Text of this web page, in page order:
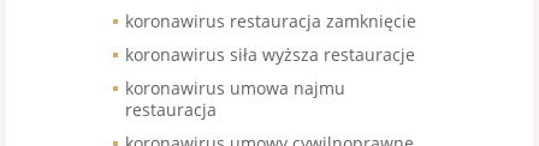
koronawirus restauracja zamknięcie
koronawirus siła wyższa restauracje
koronawirus umowa najmu
restauracja